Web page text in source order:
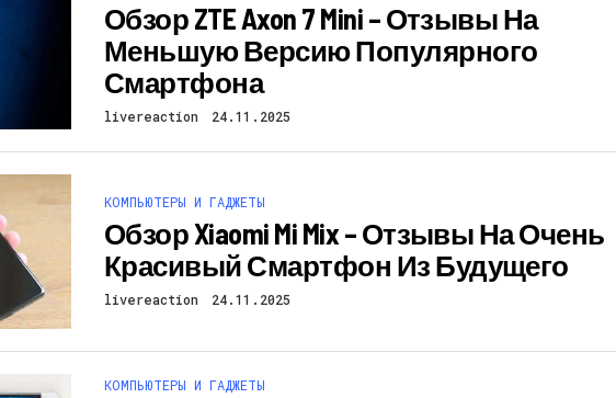
Обзор ZTE Axon 7 Mini – Отзывы На
Меньшую Версию Популярного
Смартфона
livereaction 24.11.2025
КОМПЬЮТЕРЫ И ГАДЖЕТЫ
Обзор Xiaomi Mi Mix – Отзывы На Очень
Красивый Смартфон Из Будущего
livereaction 24.11.2025
КОМПЬЮТЕРЫ И ГАДЖЕТЫ